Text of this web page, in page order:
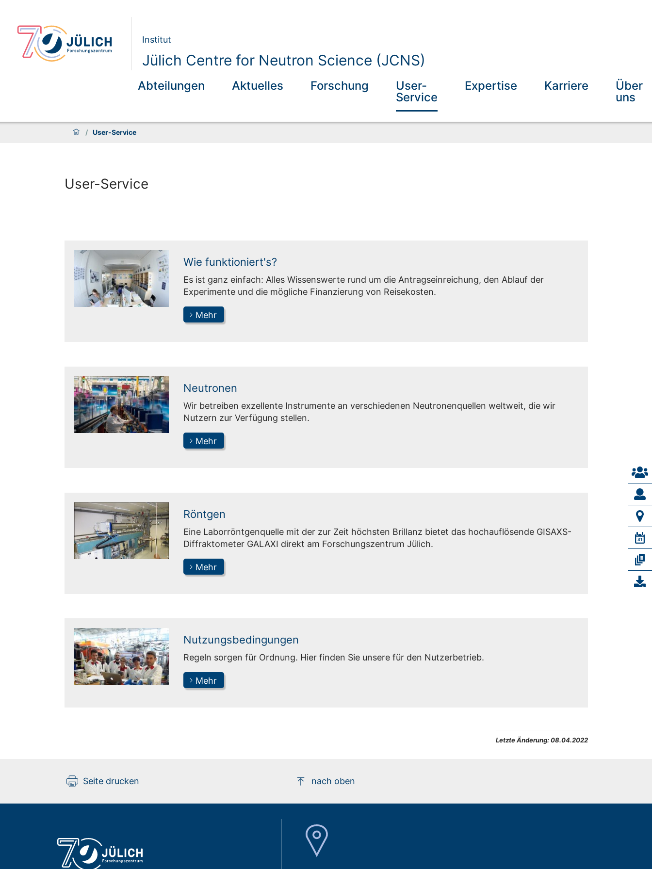
Institut
Jülich Centre for Neutron Science (JCNS)
Abteilungen Aktuelles Forschung
User-
Service
Expertise Karriere
Über
uns
/ User-Service
User-Service
Wie funktioniert's?
Es ist ganz einfach: Alles Wissenswerte rund um die Antragseinreichung, den Ablauf der
Experimente und die mögliche Finanzierung von Reisekosten.
Mehr
Neutronen
Wir betreiben exzellente Instrumente an verschiedenen Neutronenquellen weltweit, die wir
Nutzern zur Verfügung stellen.
Mehr
Röntgen
Eine Laborröntgenquelle mit der zur Zeit höchsten Brillanz bietet das hochauflösende GISAXS-
Diffraktometer GALAXI direkt am Forschungszentrum Jülich.
Mehr
Nutzungsbedingungen
Regeln sorgen für Ordnung. Hier finden Sie unsere für den Nutzerbetrieb.
Mehr
Letzte Änderung: 08.04.2022
Seite drucken nach oben